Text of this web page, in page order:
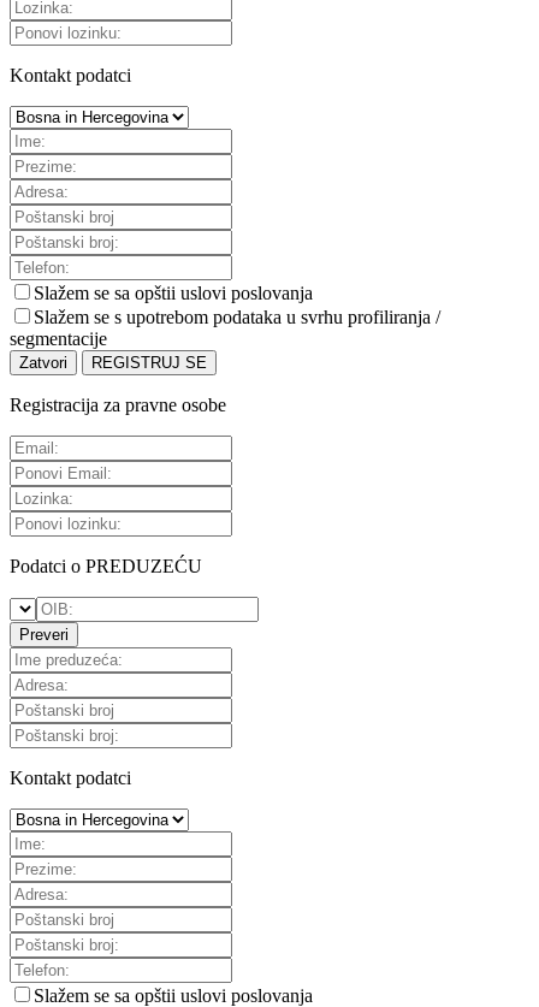
Kontakt podatci
Slažem se sa opštii uslovi poslovanja
Slažem se s upotrebom podataka u svrhu profiliranja /
segmentacije
Zatvori REGISTRUJ SE
Registracija za pravne osobe
Podatci o PREDUZEĆU
Preveri
Kontakt podatci
Slažem se sa opštii uslovi poslovanja